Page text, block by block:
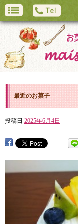
最近のお菓子
投稿日 2025年6月4日